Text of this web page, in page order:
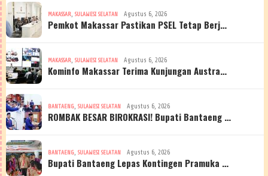
MAKASSAR, SULAWESI SELATAN Agustus 6, 2026
Pemkot Makassar Pastikan PSEL Tetap Berj…
MAKASSAR, SULAWESI SELATAN Agustus 6, 2026
Kominfo Makassar Terima Kunjungan Austra…
BANTAENG, SULAWESI SELATAN Agustus 6, 2026
ROMBAK BESAR BIROKRASI! Bupati Bantaeng …
BANTAENG, SULAWESI SELATAN Agustus 6, 2026
Bupati Bantaeng Lepas Kontingen Pramuka …